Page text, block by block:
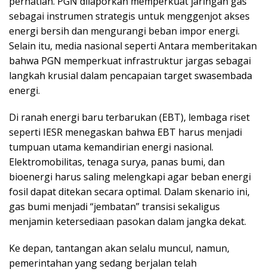
sebagai instrumen strategis untuk menggenjot akses
energi bersih dan mengurangi beban impor energi.
Selain itu, media nasional seperti Antara memberitakan
bahwa PGN memperkuat infrastruktur jargas sebagai
langkah krusial dalam pencapaian target swasembada
energi.
Di ranah energi baru terbarukan (EBT), lembaga riset
seperti IESR menegaskan bahwa EBT harus menjadi
tumpuan utama kemandirian energi nasional.
Elektromobilitas, tenaga surya, panas bumi, dan
bioenergi harus saling melengkapi agar beban energi
fosil dapat ditekan secara optimal. Dalam skenario ini,
gas bumi menjadi “jembatan” transisi sekaligus
menjamin ketersediaan pasokan dalam jangka dekat.
Ke depan, tantangan akan selalu muncul, namun,
pemerintahan yang sedang berjalan telah